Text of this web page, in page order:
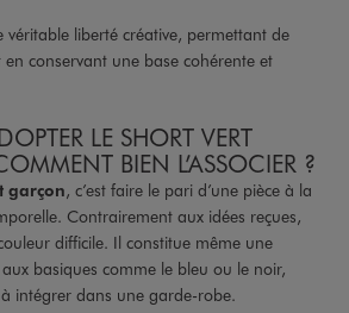
véritable liberté créative, permettant de
conservant une base cohérente et
LE SHORT VERT
BIEN L’ASSOCIER ?
garçon, c’est faire le pari d’une pièce à la
Contrairement aux idées reçues,
difficile. Il constitue même une
basiques comme le bleu ou le noir,
intégrer dans une garde-robe.